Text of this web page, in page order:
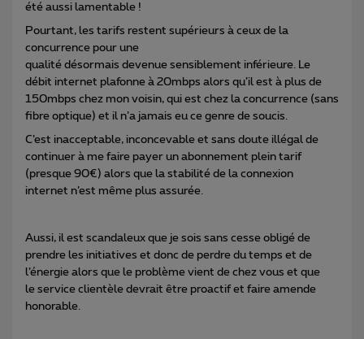
été aussi lamentable !
Pourtant, les tarifs restent supérieurs à ceux de la
concurrence pour une
qualité désormais devenue sensiblement inférieure. Le
débit internet plafonne à 20mbps alors qu’il est à plus de
150mbps chez mon voisin, qui est chez la concurrence (sans
fibre optique) et il n’a jamais eu ce genre de soucis.
C’est inacceptable, inconcevable et sans doute illégal de
continuer à me faire payer un abonnement plein tarif
(presque 90€) alors que la stabilité de la connexion
internet n’est même plus assurée.
Aussi, il est scandaleux que je sois sans cesse obligé de
prendre les initiatives et donc de perdre du temps et de
l’énergie alors que le problème vient de chez vous et que
le service clientèle devrait être proactif et faire amende
honorable.